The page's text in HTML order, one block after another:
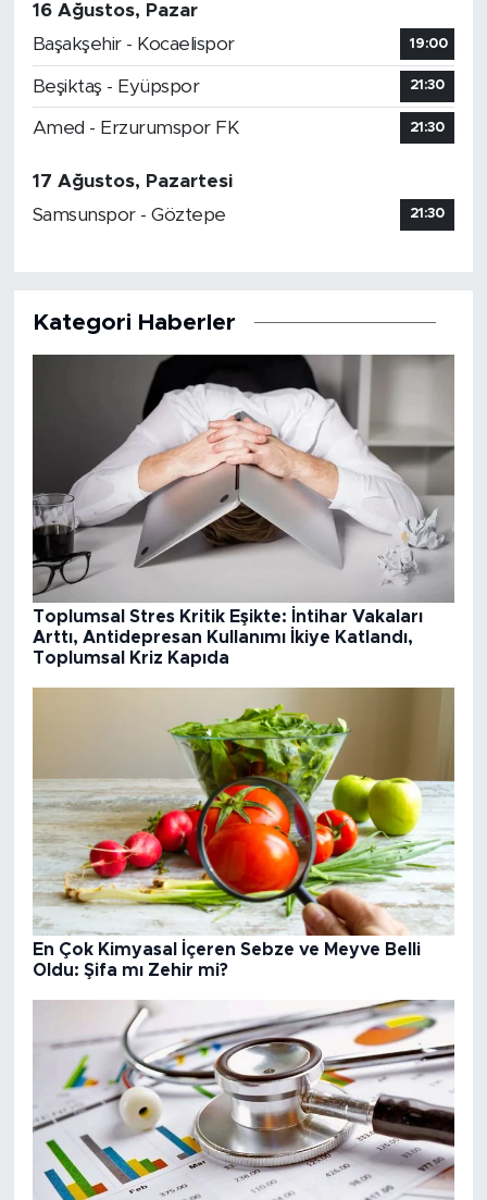
16 Ağustos, Pazar
Başakşehir - Kocaelispor
19:00
Beşiktaş - Eyüpspor 21:30
Amed - Erzurumspor FK 21:30
17 Ağustos, Pazartesi
Samsunspor - Göztepe
21:30
Kategori Haberler
Toplumsal Stres Kritik Eşikte: İntihar Vakaları
Arttı, Antidepresan Kullanımı İkiye Katlandı,
Toplumsal Kriz Kapıda
En Çok Kimyasal İçeren Sebze ve Meyve Belli
Oldu: Şifa mı Zehir mi?
TARİH
KADIN
SAĞLIK
SİYASET
ALINTI YAZARLAR
SOSYAL MEDYA